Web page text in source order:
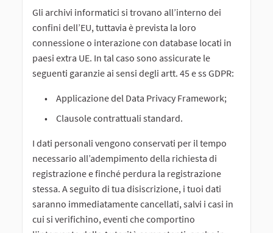
Gli archivi informatici si trovano all’interno dei
confini dell’EU, tuttavia è prevista la loro
connessione o interazione con database locati in
paesi extra UE. In tal caso sono assicurate le
seguenti garanzie ai sensi degli artt. 45 e ss GDPR:
Applicazione del Data Privacy Framework;
Clausole contrattuali standard.
I dati personali vengono conservati per il tempo
necessario all’adempimento della richiesta di
registrazione e finché perdura la registrazione
stessa. A seguito di tua disiscrizione, i tuoi dati
saranno immediatamente cancellati, salvi i casi in
cui si verifichino, eventi che comportino